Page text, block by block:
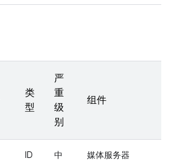
类
型
严
重
级
别
组件
ID 中 媒体服务器